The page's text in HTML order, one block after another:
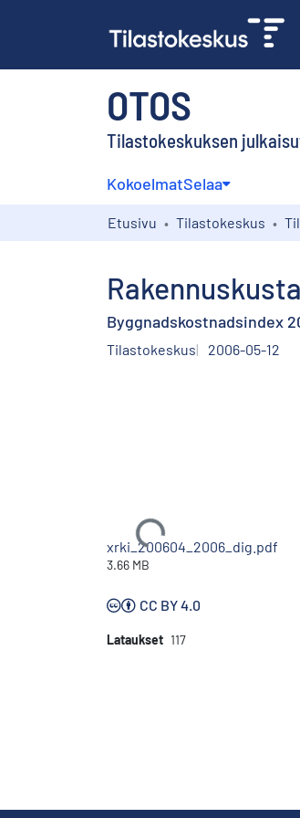
OTOS
Tilastokeskuksen
KokoelmatSelaa
Etusivu Tilastokeskus
Byggnadskostnadsindex
Tilastokeskus 2006-05-12
Ladataan...
xrki_200604_2006_dig.pdf
3.66 MB
CC BY 4.0
Lataukset 117